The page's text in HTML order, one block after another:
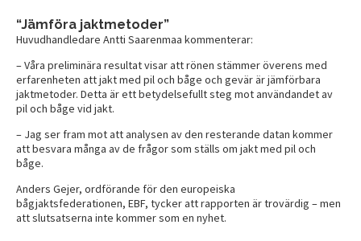
“Jämföra jaktmetoder”
Huvudhandledare Antti Saarenmaa kommenterar:
– Våra preliminära resultat visar att rönen stämmer överens med
erfarenheten att jakt med pil och båge och gevär är jämförbara
jaktmetoder. Detta är ett betydelsefullt steg mot användandet av
pil och båge vid jakt.
– Jag ser fram mot att analysen av den resterande datan kommer
att besvara många av de frågor som ställs om jakt med pil och
båge.
Anders Gejer, ordförande för den europeiska
bågjaktsfederationen, EBF, tycker att rapporten är trovärdig – men
att slutsatserna inte kommer som en nyhet.